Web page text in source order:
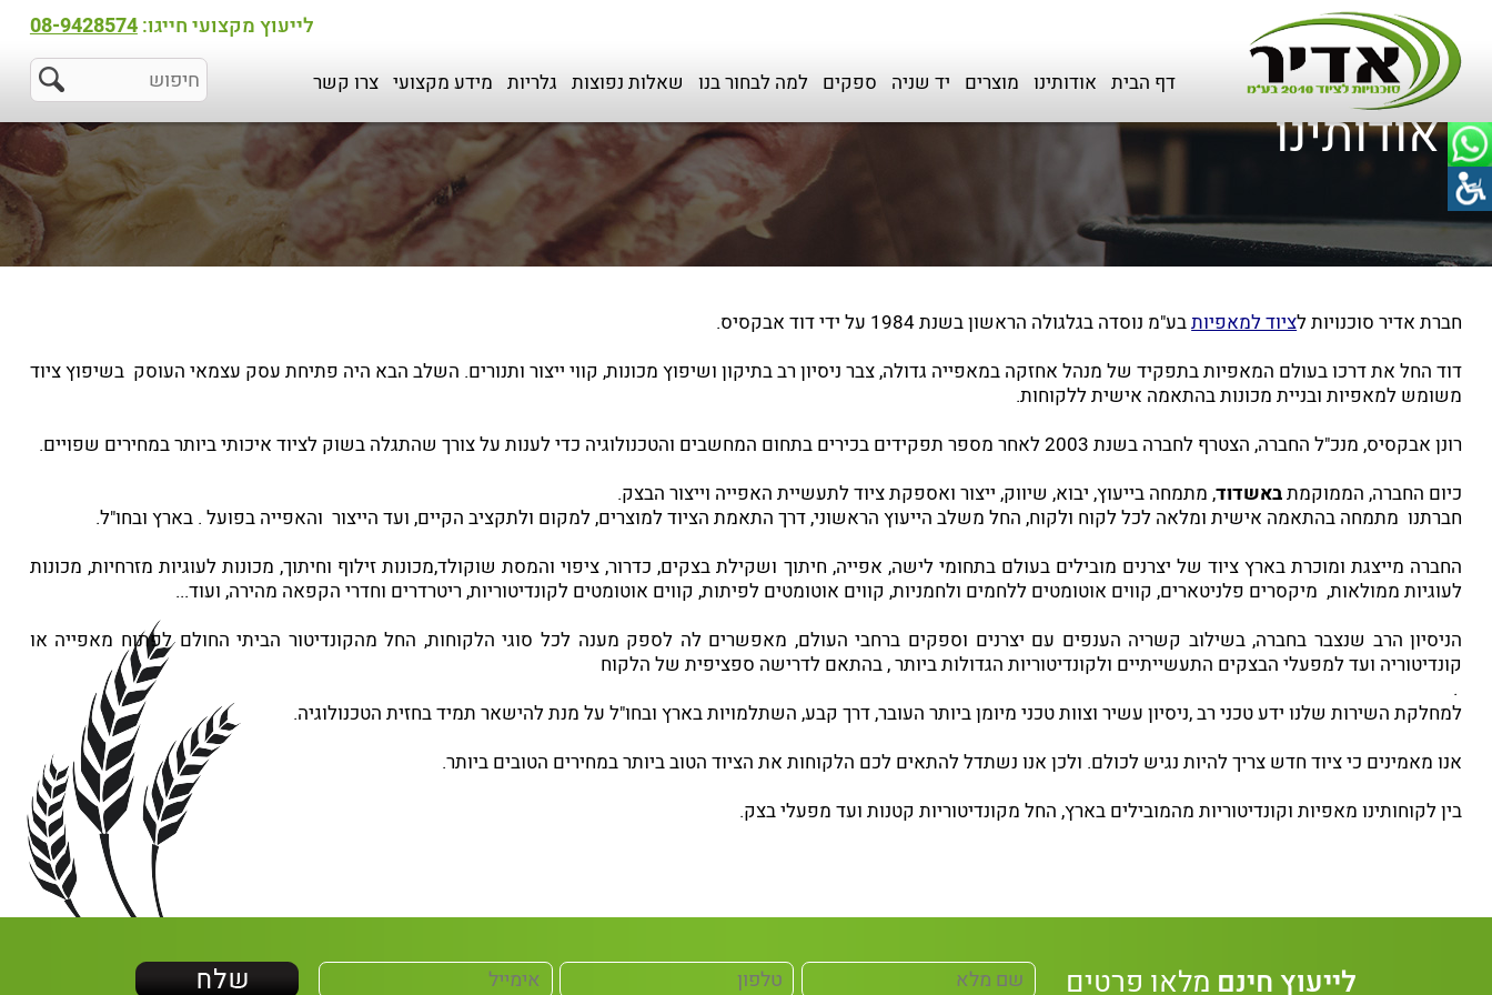
לייעוץ מקצועי חייגו:08-9428574
דף הבית אודותינו מוצרים יד שניה ספקים למה לבחור בנו שאלות נפוצות גלריות מידע מקצועי צרו קשר
דף הבית>אודותינו
אודותינו
חברת אדיר סוכנויות לציוד למאפיותבע"מ נוסדה בגלגולה הראשון בשנת 1984 על ידי דוד אבקסיס.
דוד החל את דרכו בעולם המאפיות בתפקיד של מנהל אחזקה במאפייה גדולה, צבר ניסיון רב בתיקון ושיפוץ מכונות, קווי ייצור ותנורים. השלב הבא היה פתיחת עסק עצמאי העוסק בשיפוץ ציוד
משומש למאפיות ובניית מכונות בהתאמה אישית ללקוחות.
רונן אבקסיס, מנכ"ל החברה, הצטרף לחברה בשנת 2003 לאחר מספר תפקידים בכירים בתחום המחשבים והטכנולוגיה כדי לענות על צורך שהתגלה בשוק לציוד איכותי ביותר במחירים שפויים.
כיום החברה, הממוקמתבאשדוד, מתמחה בייעוץ, יבוא, שיווק, ייצור ואספקת ציוד לתעשיית האפייה וייצור הבצק.
חברתנו מתמחה בהתאמה אישית ומלאה לכל לקוח ולקוח, החל משלב הייעוץ הראשוני, דרך התאמת הציוד למוצרים, למקום ולתקציב הקיים, ועד הייצור והאפייה בפועל . בארץ ובחו"ל.
החברה מייצגת ומוכרת בארץ ציוד של יצרנים מובילים בעולם בתחומי לישה, אפייה, חיתוך ושקילת בצקים, כדרור, ציפוי והמסת שוקולד,מכונות זילוף וחיתוך, מכונות לעוגיות מזרחיות, מכונות
לעוגיות ממולאות, מיקסרים פלניטארים, קווים אוטומטים ללחמים ולחמניות, קווים אוטומטים לפיתות, קווים אוטומטים לקונדיטוריות, ריטרדרים וחדרי הקפאה מהירה, ועוד...
הניסיון הרב שנצבר בחברה, בשילוב קשריה הענפים עם יצרנים וספקים ברחבי העולם, מאפשרים לה לספק מענה לכל סוגי הלקוחות, החל מהקונדיטור הביתי החולם לפתוח מאפייה או
קונדיטוריה ועד למפעלי הבצקים התעשייתיים ולקונדיטוריות הגדולות ביותר , בהתאם לדרישה ספציפית של הלקוח
.
למחלקת השירות שלנו ידע טכני רב ,ניסיון עשיר וצוות טכני מיומן ביותר העובר, דרך קבע, השתלמויות בארץ ובחו"ל על מנת להישאר תמיד בחזית הטכנולוגיה.
אנו מאמינים כי ציוד חדש צריך להיות נגיש לכולם. ולכן אנו נשתדל להתאים לכם הלקוחות את הציוד הטוב ביותר במחירים הטובים ביותר.
בין לקוחותינו מאפיות וקונדיטוריות מהמובילים בארץ, החל מקונדיטוריות קטנות ועד מפעלי בצק.
לייעוץ חינם מלאו פרטים